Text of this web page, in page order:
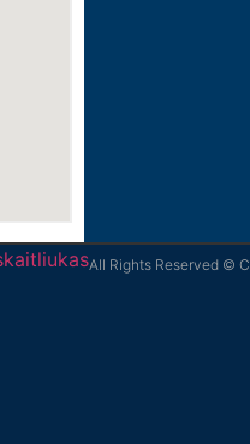
All Rights Reserved ©